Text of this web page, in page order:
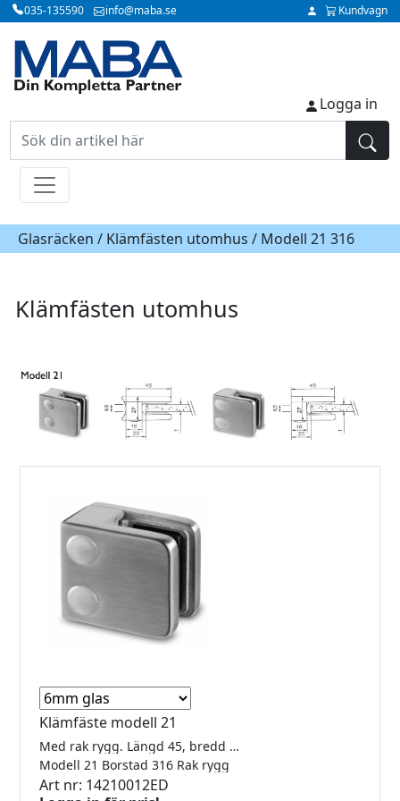
035-135590 info@maba.se Kundvagn
Logga in
Glasräcken / Klämfästen utomhus / Modell 21 316
Klämfästen utomhus
Klämfäste modell 21
Med rak rygg. Längd 45, bredd 27, höjd 45mm.
Modell 21 Borstad 316 Rak rygg
Art nr: 14210012ED